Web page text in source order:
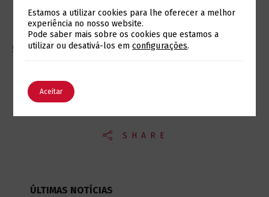
Ricardo Oliveira, Eurotux
Case study publicado originalmente no Tek Genius
SHARE
ÚLTIMAS NOTÍCIAS
Alterar a Língua
Estamos a utilizar cookies para lhe oferecer a melhor
experiência no nosso website.
Pode saber mais sobre os cookies que estamos a
utilizar ou desativá-los emconfigurações.
Aceitar